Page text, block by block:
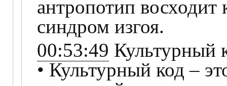
антропотип
синдром изгоя.
00:53:49 Культурный
• Культурный код –